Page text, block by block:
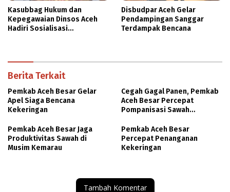
Kasubbag Hukum dan
Kepegawaian Dinsos Aceh
Hadiri Sosialisasi
Disbudpar Aceh Gelar
Pendampingan Sanggar
Terdampak Bencana
Berita Terkait
Pemkab Aceh Besar Gelar
Apel Siaga Bencana
Kekeringan
Cegah Gagal Panen, Pemkab
Aceh Besar Percepat
Pompanisasi Sawah
Pemkab Aceh Besar Jaga
Produktivitas Sawah di
Musim Kemarau
Pemkab Aceh Besar
Percepat Penanganan
Kekeringan
Tambah Komentar